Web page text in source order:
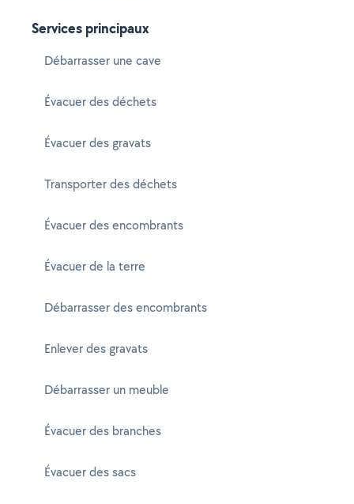
Services principaux
Débarrasser une cave
Évacuer des déchets
Évacuer des gravats
Transporter des déchets
Évacuer des encombrants
Évacuer de la terre
Débarrasser des encombrants
Enlever des gravats
Débarrasser un meuble
Évacuer des branches
Évacuer des sacs